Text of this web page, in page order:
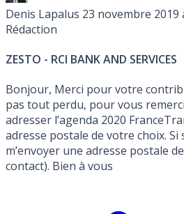
Denis Lapalus 23 novembre 2019
Rédaction
ZESTO - RCI BANK AND SERVICES
Bonjour, Merci pour votre
pas tout perdu, pour vous
adresser l’agenda 2020
adresse postale de votre choix.
m’envoyer une adresse postale
contact). Bien à vous